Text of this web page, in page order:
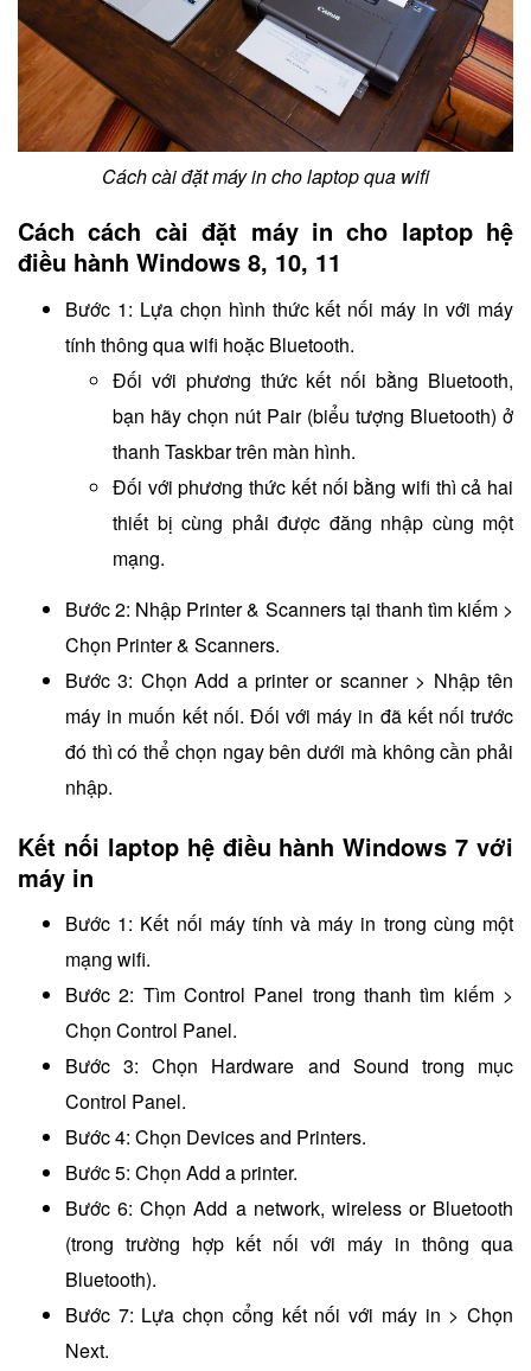
Cách cài đặt máy in cho laptop qua wifi
Cách cách cài đặt máy in cho laptop hệ
điều hành Windows 8, 10, 11
Bước 1: Lựa chọn hình thức kết nối máy in với máy
tính thông qua wifi hoặc Bluetooth.
Đối với phương thức kết nối bằng Bluetooth,
bạn hãy chọn nút Pair (biểu tượng Bluetooth) ở
thanh Taskbar trên màn hình.
Đối với phương thức kết nối bằng wifi thì cả hai
thiết bị cùng phải được đăng nhập cùng một
mạng.
Bước 2: Nhập Printer & Scanners tại thanh tìm kiếm >
Chọn Printer & Scanners.
Bước 3: Chọn Add a printer or scanner > Nhập tên
máy in muốn kết nối. Đối với máy in đã kết nối trước
đó thì có thể chọn ngay bên dưới mà không cần phải
nhập.
Kết nối laptop hệ điều hành Windows 7 với
máy in
Bước 1: Kết nối máy tính và máy in trong cùng một
mạng wifi.
Bước 2: Tìm Control Panel trong thanh tìm kiếm >
Chọn Control Panel.
Bước 3: Chọn Hardware and Sound trong mục
Control Panel.
Bước 4: Chọn Devices and Printers.
Bước 5: Chọn Add a printer.
Bước 6: Chọn Add a network, wireless or Bluetooth
(trong trường hợp kết nối với máy in thông qua
Bluetooth).
Bước 7: Lựa chọn cổng kết nối với máy in > Chọn
Next.